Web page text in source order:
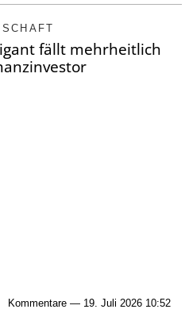
fällt mehrheitlich
Kommentare — 19. Juli 2026 10:52